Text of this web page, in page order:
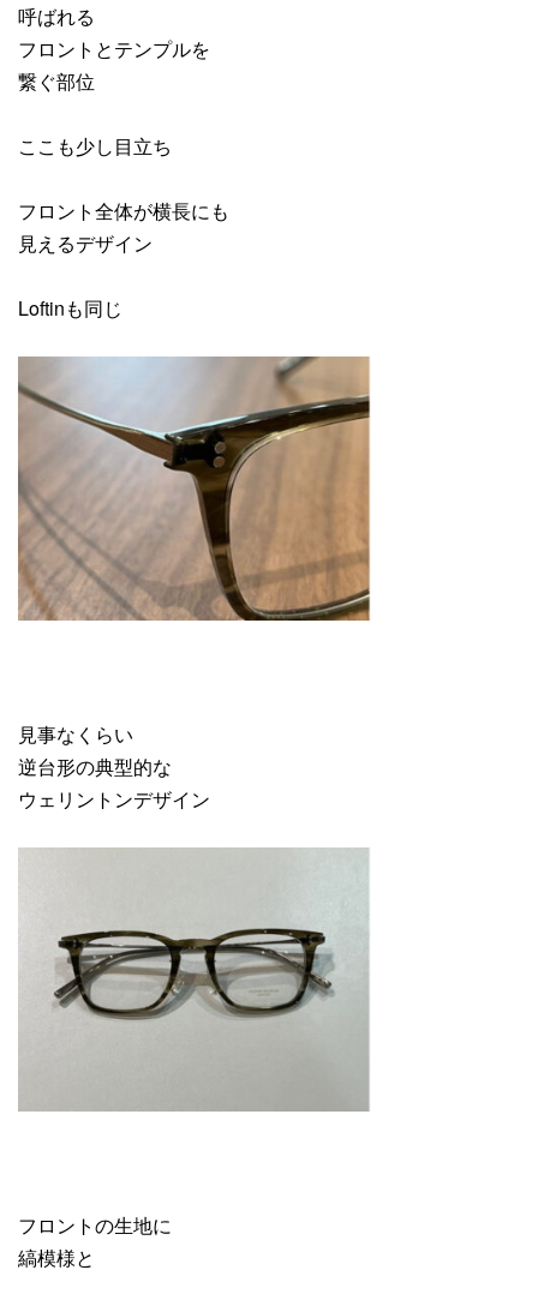
呼ばれる
フロントとテンプルを
繋ぐ部位
ここも少し目立ち
フロント全体が横長にも
見えるデザイン
Loftinも同じ
見事なくらい
逆台形の典型的な
ウェリントンデザイン
フロントの生地に
縞模様と